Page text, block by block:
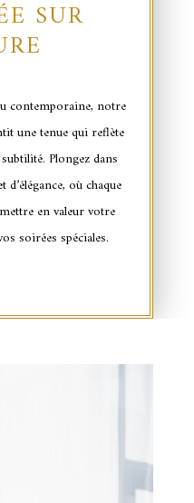
SUR
contemporaine, notre
une tenue qui reflète
Plongez dans
où chaque
en valeur votre
soirées spéciales.